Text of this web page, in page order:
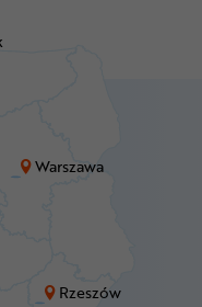
Rzeszów
Warszawa
- M1 Zabrze